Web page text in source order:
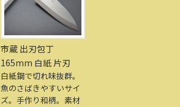
市蔵 出刃包丁
165mm 白紙 片刃
白紙鋼で切れ味抜群。
魚のさばきやすいサイ
ズ。手作り和柄。素材